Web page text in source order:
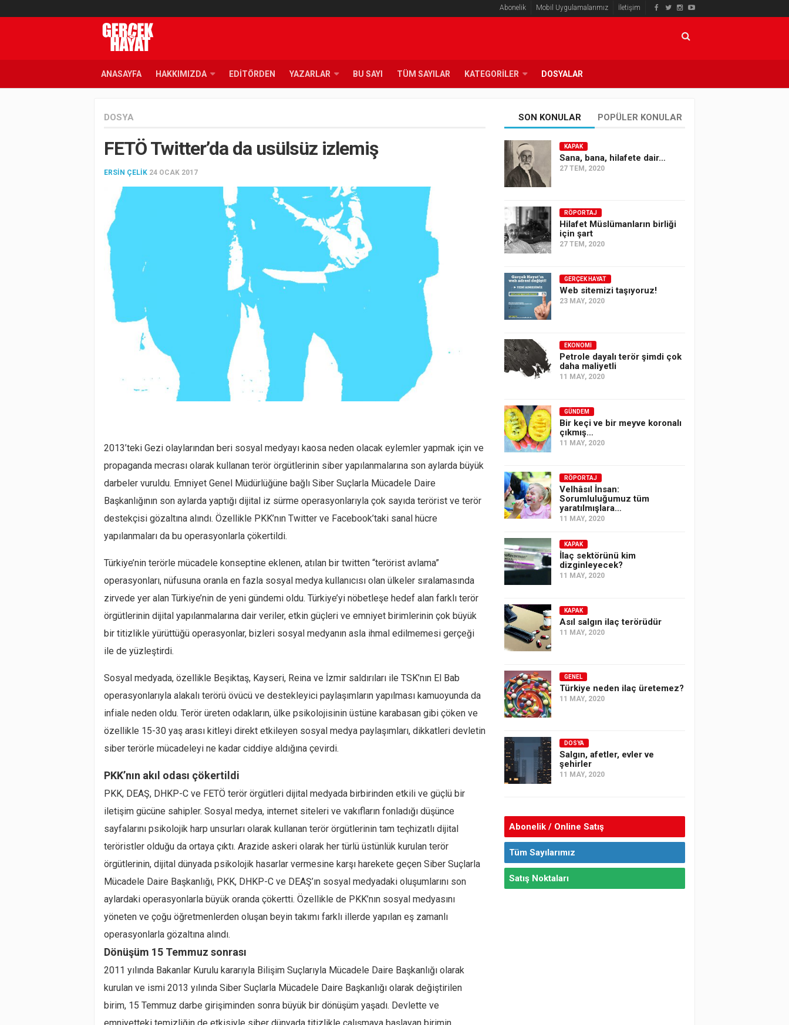
Abonelik Mobil Uygulamalarımız İletişim
ANASAYFA HAKKIMIZDA EDITÖRDEN YAZARLAR BU SAYI TÜM SAYILAR KATEGORILER DOSYALAR
DOSYA
FETÖ Twitter’da da usülsüz izlemiş
ERSIN ÇELIK 24 OCAK 2017
2013’teki Gezi olaylarından beri sosyal medyayı kaosa neden olacak eylemler yapmak için ve
propaganda mecrası olarak kullanan terör örgütlerinin siber yapılanmalarına son aylarda büyük
darbeler vuruldu. Emniyet Genel Müdürlüğüne bağlı Siber Suçlarla Mücadele Daire
Başkanlığının son aylarda yaptığı dijital iz sürme operasyonlarıyla çok sayıda terörist ve terör
destekçisi gözaltına alındı. Özellikle PKK’nın Twitter ve Facebook’taki sanal hücre
yapılanmaları da bu operasyonlarla çökertildi.
Türkiye’nin terörle mücadele konseptine eklenen, atılan bir twitten “terörist avlama”
operasyonları, nüfusuna oranla en fazla sosyal medya kullanıcısı olan ülkeler sıralamasında
zirvede yer alan Türkiye’nin de yeni gündemi oldu. Türkiye’yi nöbetleşe hedef alan farklı terör
örgütlerinin dijital yapılanmalarına dair veriler, etkin güçleri ve emniyet birimlerinin çok büyük
bir titizlikle yürüttüğü operasyonlar, bizleri sosyal medyanın asla ihmal edilmemesi gerçeği
ile de yüzleştirdi.
Sosyal medyada, özellikle Beşiktaş, Kayseri, Reina ve İzmir saldırıları ile TSK’nın El Bab
operasyonlarıyla alakalı terörü övücü ve destekleyici paylaşımların yapılması kamuoyunda da
infiale neden oldu. Terör üreten odakların, ülke psikolojisinin üstüne karabasan gibi çöken ve
özellikle 15-30 yaş arası kitleyi direkt etkileyen sosyal medya paylaşımları, dikkatleri devletin
siber terörle mücadeleyi ne kadar ciddiye aldığına çevirdi.
PKK’nın akıl odası çökertildi
PKK, DEAŞ, DHKP-C ve FETÖ terör örgütleri dijital medyada birbirinden etkili ve güçlü bir
iletişim gücüne sahipler. Sosyal medya, internet siteleri ve vakıfların fonladığı düşünce
sayfalarını psikolojik harp unsurları olarak kullanan terör örgütlerinin tam teçhizatlı dijital
teröristler olduğu da ortaya çıktı. Arazide askeri olarak her türlü üstünlük kurulan terör
örgütlerinin, dijital dünyada psikolojik hasarlar vermesine karşı harekete geçen Siber Suçlarla
Mücadele Daire Başkanlığı, PKK, DHKP-C ve DEAŞ’ın sosyal medyadaki oluşumlarını son
aylardaki operasyonlarla büyük oranda çökertti. Özellikle de PKK’nın sosyal medyasını
yöneten ve çoğu öğretmenlerden oluşan beyin takımı farklı illerde yapılan eş zamanlı
operasyonlarla gözaltına alındı.
Dönüşüm 15 Temmuz sonrası
2011 yılında Bakanlar Kurulu kararıyla Bilişim Suçlarıyla Mücadele Daire Başkanlığı olarak
kurulan ve ismi 2013 yılında Siber Suçlarla Mücadele Daire Başkanlığı olarak değiştirilen
birim, 15 Temmuz darbe girişiminden sonra büyük bir dönüşüm yaşadı. Devlette ve
emniyetteki temizliğin de etkisiyle siber dünyada titizlikle çalışmaya başlayan birimin
SON KONULAR POPÜLER KONULAR
KAPAK
Sana, bana, hilafete dair…
27 TEM, 2020
RÖPORTAJ
Hilafet Müslümanların birliği
için şart
27 TEM, 2020
GERÇEK HAYAT
Web sitemizi taşıyoruz!
23 MAY, 2020
EKONOMI
Petrole dayalı terör şimdi çok
daha maliyetli
11 MAY, 2020
GÜNDEM
Bir keçi ve bir meyve koronalı
çıkmış…
11 MAY, 2020
RÖPORTAJ
Velhâsıl İnsan:
Sorumluluğumuz tüm
yaratılmışlara…
11 MAY, 2020
KAPAK
İlaç sektörünü kim
dizginleyecek?
11 MAY, 2020
KAPAK
Asıl salgın ilaç terörüdür
11 MAY, 2020
GENEL
Türkiye neden ilaç üretemez?
11 MAY, 2020
DOSYA
Salgın, afetler, evler ve
şehirler
11 MAY, 2020
Abonelik / Online Satış
Tüm Sayılarımız
Satış Noktaları